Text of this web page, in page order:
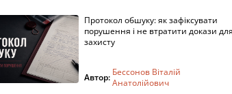
Протокол обшуку: як зафіксувати
порушення і не втратити докази
захисту
Автор: Бессонов Віталій
Анатолійович